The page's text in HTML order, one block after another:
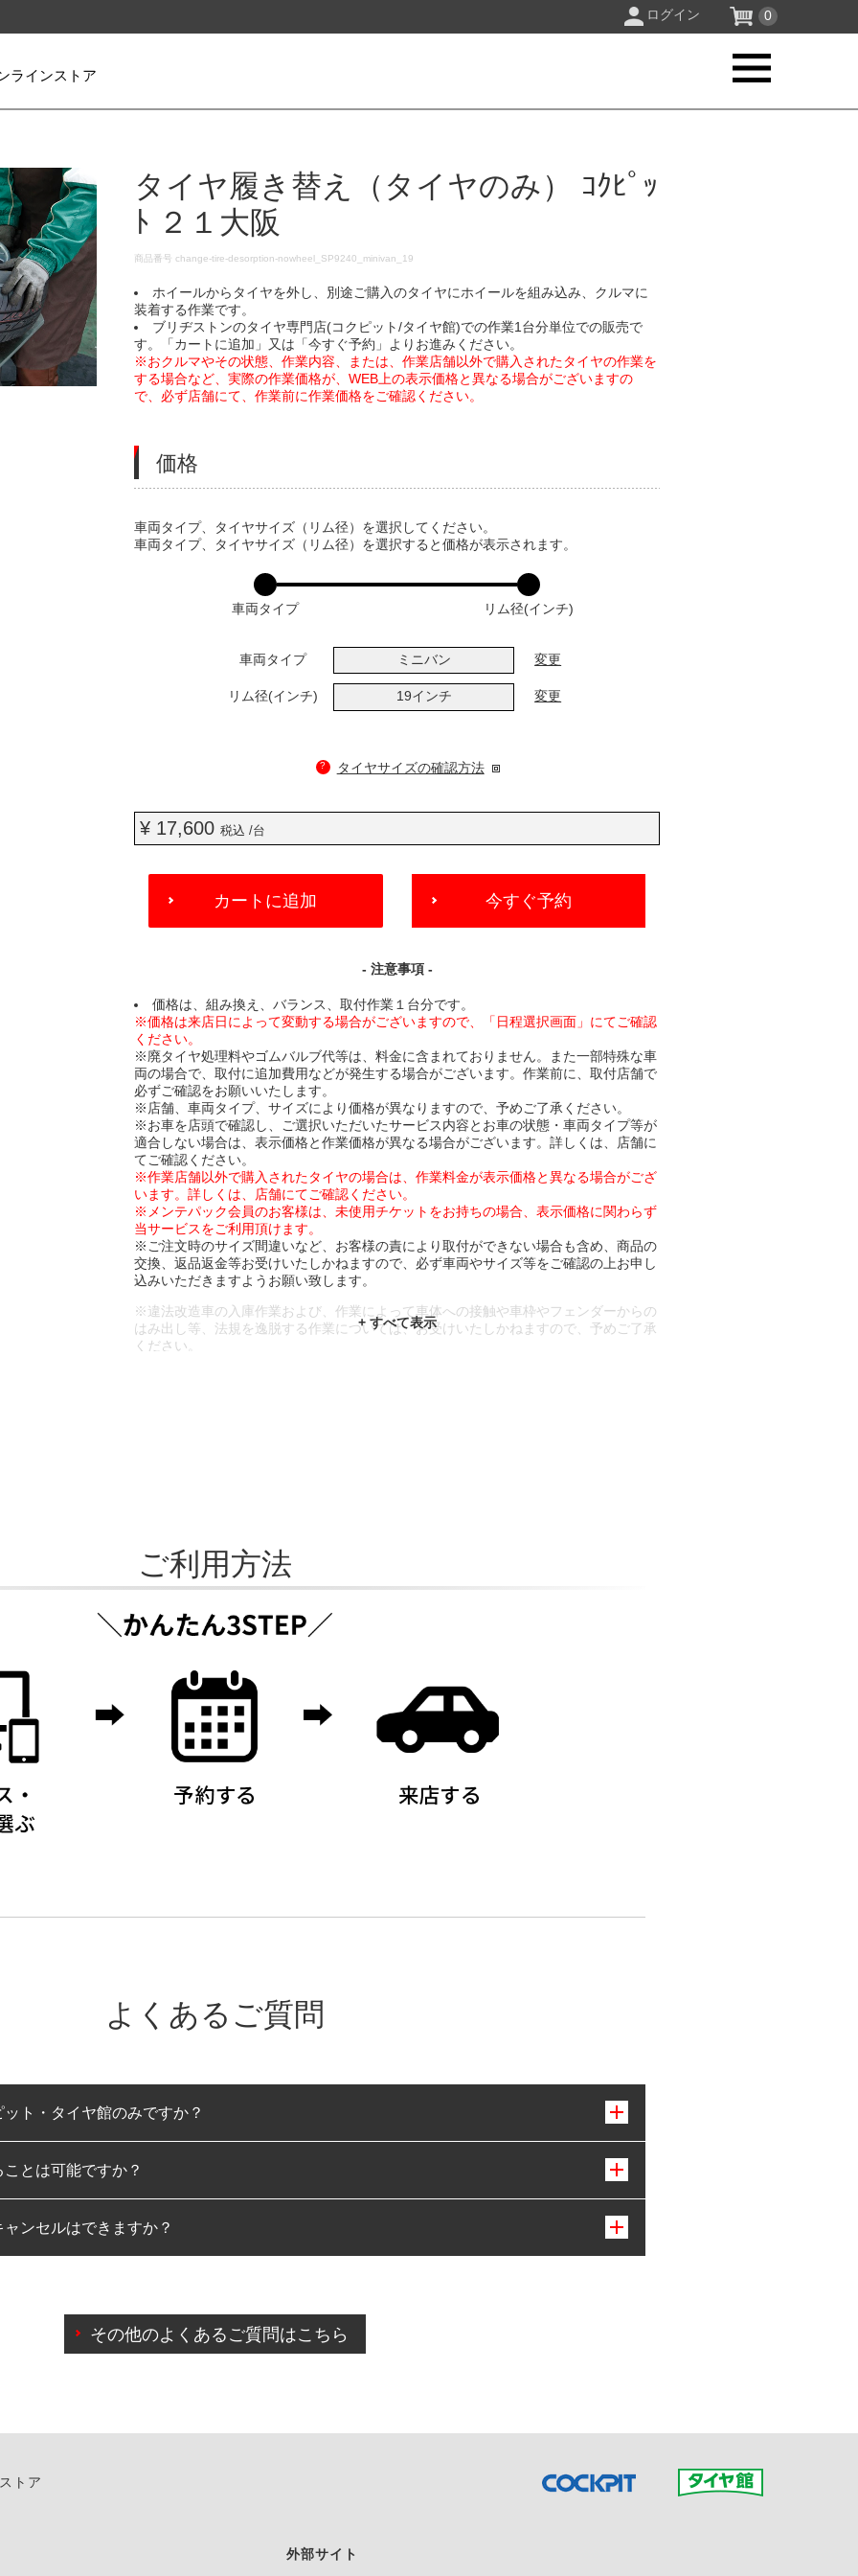
ログイン 0
ラインストア
タイヤ履き替え（タイヤのみ） ｺｸﾋﾟｯ
ﾄ ２１大阪
DETAILS
商品番号change-tire-desorption-nowheel_SP9240_minivan_19
ホイールからタイヤを外し、別途ご購入のタイヤにホイールを組み込み、クルマに
装着する作業です。
ブリヂストンのタイヤ専門店(コクピット/タイヤ館)での作業1台分単位での販売で
す。「カートに追加」又は「今すぐ予約」よりお進みください。
※おクルマやその状態、作業内容、または、作業店舗以外で購入されたタイヤの作業を
する場合など、実際の作業価格が、WEB上の表示価格と異なる場合がございますの
で、必ず店舗にて、作業前に作業価格をご確認ください。
価格
VARIATIONS
車両タイプ、タイヤサイズ（リム径）を選択してください。
車両タイプ、タイヤサイズ（リム径）を選択すると価格が表示されます。
車両タイプ リム径(インチ)
車両タイプ ミニバン 変更
リム径(インチ) 19インチ 変更
? タイヤサイズの確認方法
¥ 17,600税込 /台
ADD
CART
カートに追加 今すぐ予約
- 注意事項 -
価格は、組み換え、バランス、取付作業１台分です。
※価格は来店日によって変動する場合がございますので、「日程選択画面」にてご確認
ください。
※廃タイヤ処理料やゴムバルブ代等は、料金に含まれておりません。また一部特殊な車
両の場合で、取付に追加費用などが発生する場合がございます。作業前に、取付店舗で
必ずご確認をお願いいたします。
※店舗、車両タイプ、サイズにより価格が異なりますので、予めご了承ください。
※お車を店頭で確認し、ご選択いただいたサービス内容とお車の状態・車両タイプ等が
適合しない場合は、表示価格と作業価格が異なる場合がございます。詳しくは、店舗に
てご確認ください。
※作業店舗以外で購入されたタイヤの場合は、作業料金が表示価格と異なる場合がござ
います。詳しくは、店舗にてご確認ください。
※メンテパック会員のお客様は、未使用チケットをお持ちの場合、表示価格に関わらず
当サービスをご利用頂けます。
※ご注文時のサイズ間違いなど、お客様の責により取付ができない場合も含め、商品の
交換、返品返金等お受けいたしかねますので、必ず車両やサイズ等をご確認の上お申し
込みいただきますようお願い致します。
※違法改造車の入庫作業および、作業によって車体への接触や車枠やフェンダーからの
はみ出し等、法規を逸脱する作業については、お受けいたしかねますので、予めご了承
ください。
ご利用方法
よくあるご質問
ト・タイヤ館のみですか？
みとなります。
とは可能ですか？
可能です。
ンセルはできますか？
によりご予約のキャンセルをご希望の際は、直接ご予約いただいた店舗へご連絡くださ
その他のよくあるご質問はこちら
トア
外部サイト